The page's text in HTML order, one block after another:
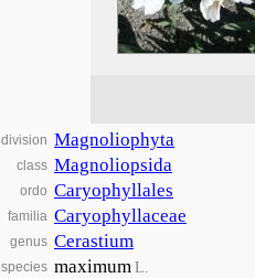
division Magnoliophyta
class Magnoliopsida
ordo Caryophyllales
familia Caryophyllaceae
genus Cerastium
species maximumL.